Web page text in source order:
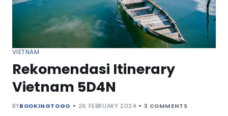
VIETNAM
Rekomendasi Itinerary
Vietnam 5D4N
BYBOOKINGTOGO 26 FEBRUARY 2024 3 COMMENTS